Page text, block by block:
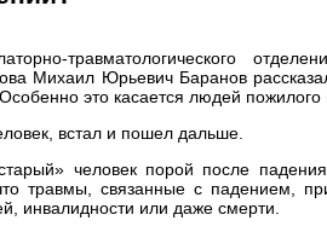
травматологического
Михаил Юрьевич Баранов
это касается людей пожилого
встал и пошел дальше.
человек порой после
травмы, связанные с падением,
инвалидности или даже смерти.